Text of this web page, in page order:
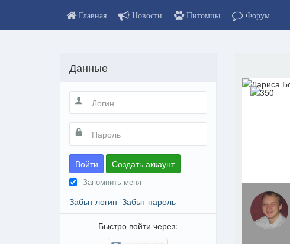
Главная Новости Питомцы Форум
Данные
Войти Создать аккаунт
Запомнить меня
Забыт логин Забыт пароль
Быстро войти через: